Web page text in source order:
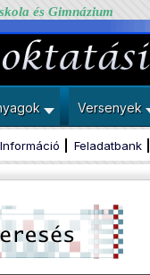
és Gimnázium
Versenyek
Információ Feladatbank